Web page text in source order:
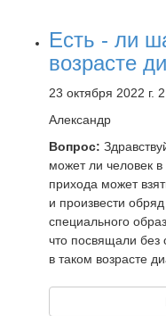
Есть - ли
возрасте
23 октября 2022 г.
Александр
Вопрос:
может ли человек в
прихода может
и произвести
специального
что посвящали без
в таком возрасте